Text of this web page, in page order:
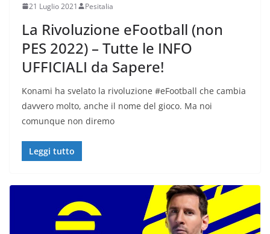
21 Luglio 2021 Pesitalia
La Rivoluzione eFootball (non
PES 2022) – Tutte le INFO
UFFICIALI da Sapere!
Konami ha svelato la rivoluzione #eFootball che cambia
davvero molto, anche il nome del gioco. Ma noi
comunque non diremo
Leggi tutto